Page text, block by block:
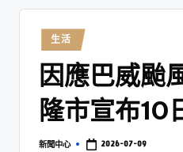
生活
因應巴威
隆市宣布10
新聞中心 2026-07-09